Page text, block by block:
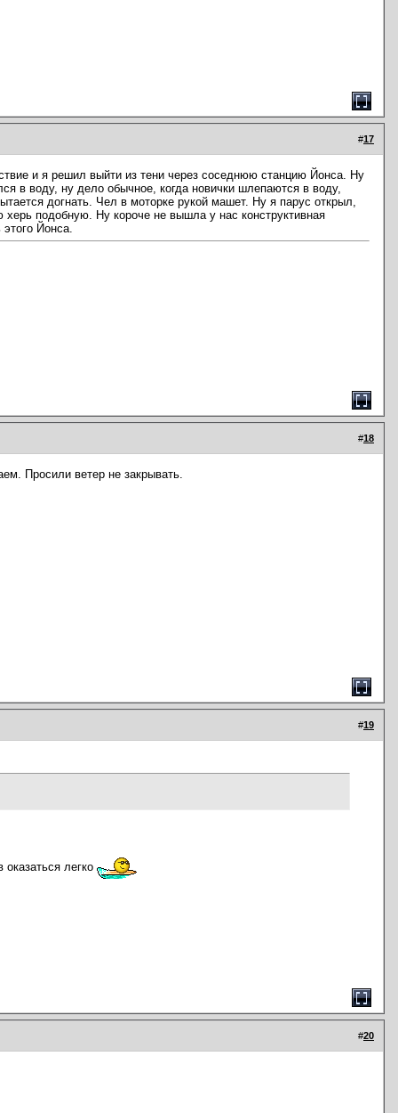
#17
и я решил выйти из тени через соседнюю станцию Йонса. Ну
в воду, ну дело обычное, когда новички шлепаются в воду,
догнать. Чел в моторке рукой машет. Ну я парус открыл,
херь подобную. Ну короче не вышла у нас конструктивная
Йонса.
#18
Просили ветер не закрывать.
#19
легко
#20